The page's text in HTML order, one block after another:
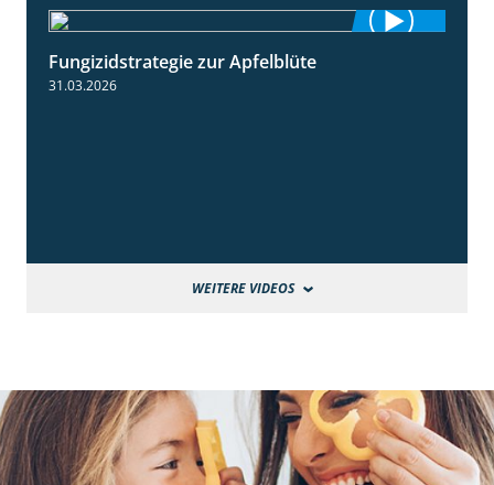
Fungizidstrategie zur Apfelblüte
31.03.2026
WEITERE VIDEOS